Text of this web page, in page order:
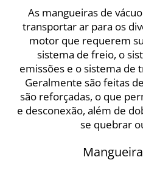
As mangueiras de
transportar ar para os
motor que requerem
sistema de freio, o
emissões e o sistema de
Geralmente são feitas
são reforçadas, o que
e desconexão, além de
se quebrar